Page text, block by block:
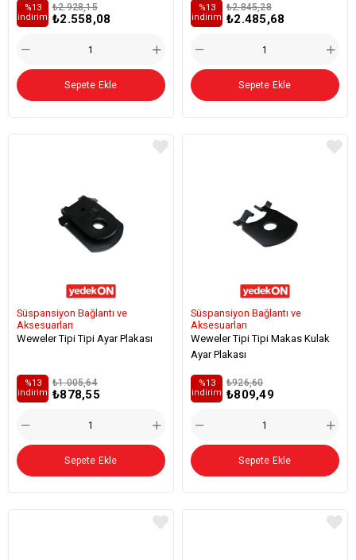
₺2.558,08
₺2.928,15
%13
i̇ndirim
Sepete Ekle
₺2.485,68
₺2.845,28
%13
i̇ndirim
Sepete Ekle
Süspansiyon Bağlantı ve
Aksesuarları
Weweler Tipi Tipi Ayar Plakası
₺878,55
₺1.005,64
%13
i̇ndirim
Sepete Ekle
Süspansiyon Bağlantı ve
Aksesuarları
Weweler Tipi Tipi Makas Kulak
Ayar Plakası
₺809,49
₺926,60
%13
i̇ndirim
Sepete Ekle